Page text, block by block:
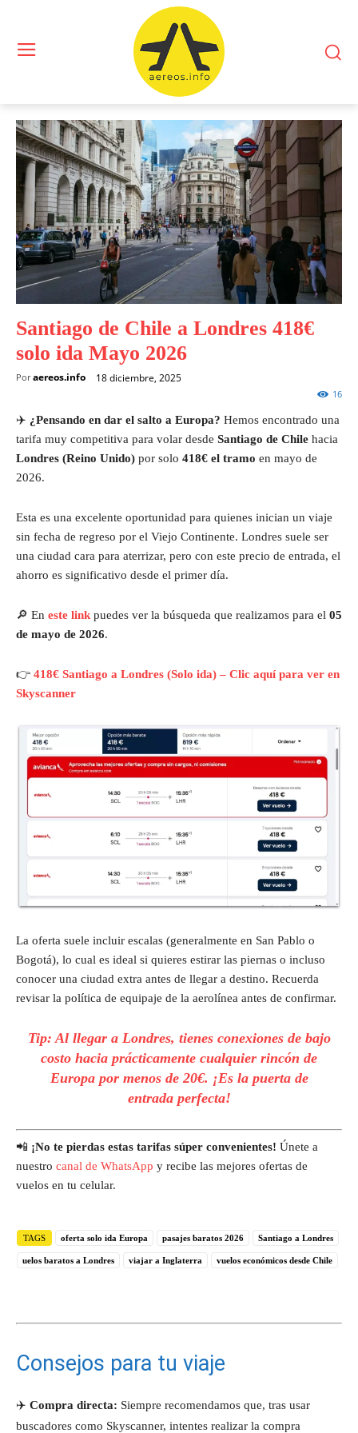
Santiago de Chile a Londres 418€
solo ida Mayo 2026
Por aereos.info 18 diciembre, 2025
16
✈️ ¿Pensando en dar el salto a Europa? Hemos encontrado una
tarifa muy competitiva para volar desde Santiago de Chile hacia
Londres (Reino Unido) por solo 418€ el tramo en mayo de
2026.
Esta es una excelente oportunidad para quienes inician un viaje
sin fecha de regreso por el Viejo Continente. Londres suele ser
una ciudad cara para aterrizar, pero con este precio de entrada, el
ahorro es significativo desde el primer día.
🔎 En este linkpuedes ver la búsqueda que realizamos para el 05
de mayo de 2026.
👉 418€ Santiago a Londres (Solo ida) – Clic aquí para ver en
Skyscanner
La oferta suele incluir escalas (generalmente en San Pablo o
Bogotá), lo cual es ideal si quieres estirar las piernas o incluso
conocer una ciudad extra antes de llegar a destino. Recuerda
revisar la política de equipaje de la aerolínea antes de confirmar.
Tip: Al llegar a Londres, tienes conexiones de bajo
costo hacia prácticamente cualquier rincón de
Europa por menos de 20€. ¡Es la puerta de
entrada perfecta!
📲 ¡No te pierdas estas tarifas súper convenientes! Únete a
nuestro canal de WhatsApp y recibe las mejores ofertas de
vuelos en tu celular.
TAGS oferta solo ida Europa pasajes baratos 2026 Santiago a Londres
uelos baratos a Londres viajar a Inglaterra vuelos económicos desde Chile
Consejos para tu viaje
✈️ Compra directa: Siempre recomendamos que, tras usar
buscadores como Skyscanner, intentes realizar la compra